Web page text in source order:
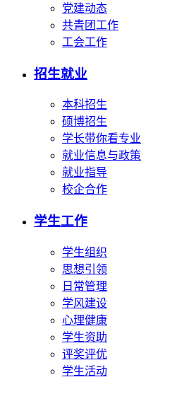
党建动态
共青团工作
工会工作
招生就业
本科招生
硕博招生
学长带你看专业
就业信息与政策
就业指导
校企合作
学生工作
学生组织
思想引领
日常管理
学风建设
心理健康
学生资助
评奖评优
学生活动